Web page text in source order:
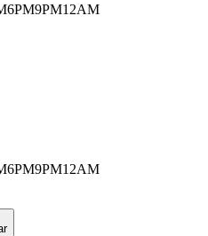
6PM9PM12AM
6PM9PM12AM